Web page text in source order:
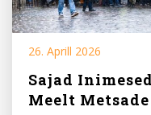
26. Aprill 2026
Sajad
Meelt